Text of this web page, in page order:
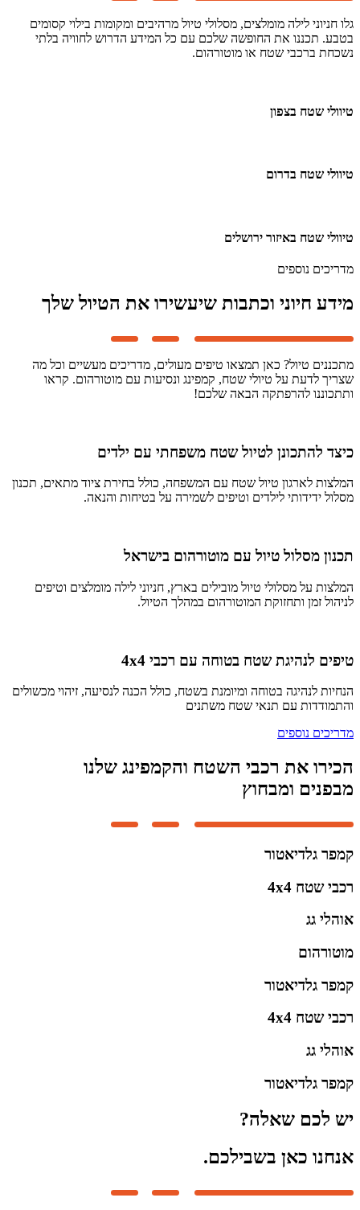
גלו חניוני לילה מומלצים, מסלולי טיול מרהיבים ומקומות בילוי קסומים
בטבע. תכננו את החופשה שלכם עם כל המידע הדרוש לחוויה בלתי
נשכחת ברכבי שטח או מוטורהום.
טיוולי שטח בצפון
טיוולי שטח בדרום
טיוולי שטח באיזור ירושלים
מדריכים נוספים
מידע חיוני וכתבות שיעשירו את הטיול שלך
מתכננים טיול? כאן תמצאו טיפים מעולים, מדריכים מעשיים וכל מה
שצריך לדעת על טיולי שטח, קמפינג ונסיעות עם מוטורהום. קראו
ותתכוננו להרפתקה הבאה שלכם!
כיצד להתכונן לטיול שטח משפחתי עם ילדים
המלצות לארגון טיול שטח עם המשפחה, כולל בחירת ציוד מתאים, תכנון
מסלול ידידותי לילדים וטיפים לשמירה על בטיחות והנאה.
תכנון מסלול טיול עם מוטורהום בישראל
המלצות על מסלולי טיול מובילים בארץ, חניוני לילה מומלצים וטיפים
לניהול זמן ותחזוקת המוטורהום במהלך הטיול.
טיפים לנהיגת שטח בטוחה עם רכבי 4x4
הנחיות לנהיגה בטוחה ומיומנת בשטח, כולל הכנה לנסיעה, זיהוי מכשולים
והתמודדות עם תנאי שטח משתנים
מדריכים נוספים
הכירו את רכבי השטח והקמפינג שלנו
מבפנים ומבחוץ
קמפר גלדיאטור
רכבי שטח 4x4
אוהלי גג
מוטורהום
קמפר גלדיאטור
רכבי שטח 4x4
אוהלי גג
קמפר גלדיאטור
יש לכם שאלה?
אנחנו כאן בשבילכם.